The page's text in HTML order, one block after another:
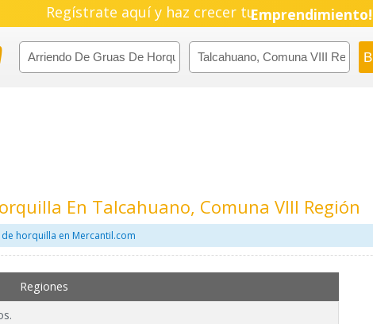
Regístrate aquí y haz crecer tuPyme!
Emprendimiento!
En Talcahuano, Comuna VIII Región
horquilla en Mercantil.com
Regiones